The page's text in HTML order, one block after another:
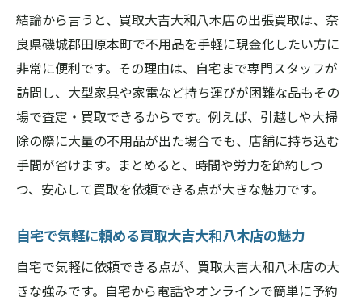
結論から言うと、買取大吉大和八木店の出張買取は、奈
良県磯城郡田原本町で不用品を手軽に現金化したい方に
非常に便利です。その理由は、自宅まで専門スタッフが
訪問し、大型家具や家電など持ち運びが困難な品もその
場で査定・買取できるからです。例えば、引越しや大掃
除の際に大量の不用品が出た場合でも、店舗に持ち込む
手間が省けます。まとめると、時間や労力を節約しつ
つ、安心して買取を依頼できる点が大きな魅力です。
自宅で気軽に頼める買取大吉大和八木店の魅力
自宅で気軽に依頼できる点が、買取大吉大和八木店の大
きな強みです。自宅から電話やオンラインで簡単に予約